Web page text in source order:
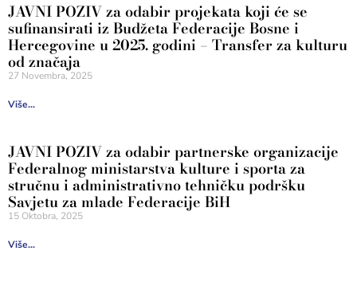
JAVNI POZIV za odabir projekata koji će se
sufinansirati iz Budžeta Federacije Bosne i
Hercegovine u 2025. godini – Transfer za kulturu
od značaja
27 Novembra, 2025
Više...
JAVNI POZIV za odabir partnerske organizacije
Federalnog ministarstva kulture i sporta za
stručnu i administrativno tehničku podršku
Savjetu za mlade Federacije BiH
15 Oktobra, 2025
Više...